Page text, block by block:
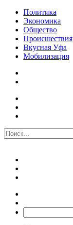
Политика
Экономика
Общество
Происшествия
Вкусная Уфа
Мобилизация